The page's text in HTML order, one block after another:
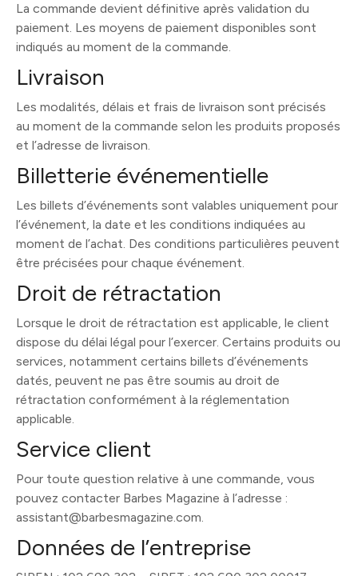
La commande devient définitive après validation du
paiement. Les moyens de paiement disponibles sont
indiqués au moment de la commande.
Livraison
Les modalités, délais et frais de livraison sont précisés
au moment de la commande selon les produits proposés
et l’adresse de livraison.
Billetterie événementielle
Les billets d’événements sont valables uniquement pour
l’événement, la date et les conditions indiquées au
moment de l’achat. Des conditions particulières peuvent
être précisées pour chaque événement.
Droit de rétractation
Lorsque le droit de rétractation est applicable, le client
dispose du délai légal pour l’exercer. Certains produits ou
services, notamment certains billets d’événements
datés, peuvent ne pas être soumis au droit de
rétractation conformément à la réglementation
applicable.
Service client
Pour toute question relative à une commande, vous
pouvez contacter Barbes Magazine à l’adresse :
assistant@barbesmagazine.com.
Données de l’entreprise